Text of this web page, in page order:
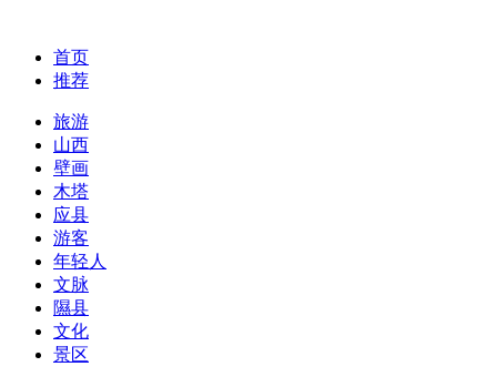
首页
推荐
旅游
山西
壁画
木塔
应县
游客
年轻人
文脉
隰县
文化
景区